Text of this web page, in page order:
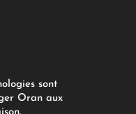
sont
Oran aux